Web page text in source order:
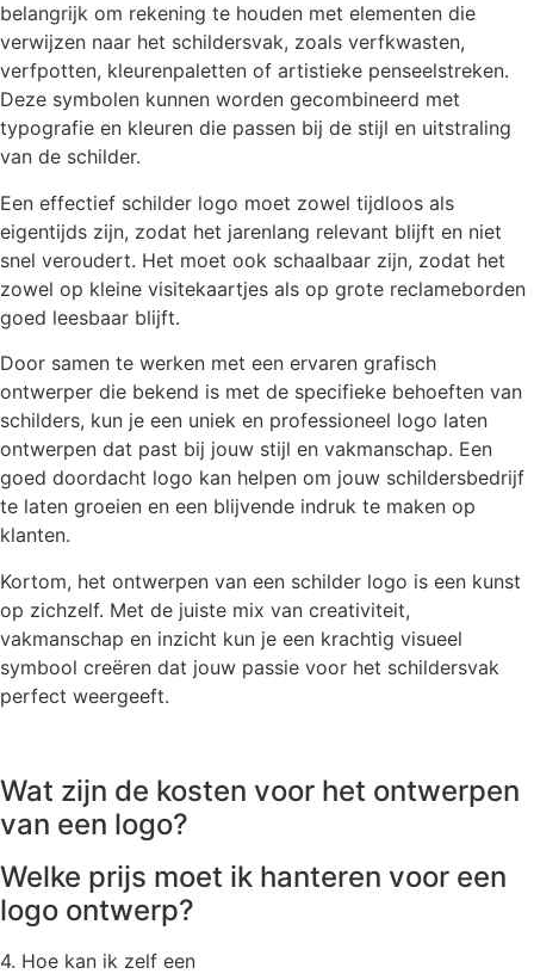
belangrijk om rekening te houden met elementen die
verwijzen naar het schildersvak, zoals verfkwasten,
verfpotten, kleurenpaletten of artistieke penseelstreken.
Deze symbolen kunnen worden gecombineerd met
typografie en kleuren die passen bij de stijl en uitstraling
van de schilder.
Een effectief schilder logo moet zowel tijdloos als
eigentijds zijn, zodat het jarenlang relevant blijft en niet
snel veroudert. Het moet ook schaalbaar zijn, zodat het
zowel op kleine visitekaartjes als op grote reclameborden
goed leesbaar blijft.
Door samen te werken met een ervaren grafisch
ontwerper die bekend is met de specifieke behoeften van
schilders, kun je een uniek en professioneel logo laten
ontwerpen dat past bij jouw stijl en vakmanschap. Een
goed doordacht logo kan helpen om jouw schildersbedrijf
te laten groeien en een blijvende indruk te maken op
klanten.
Kortom, het ontwerpen van een schilder logo is een kunst
op zichzelf. Met de juiste mix van creativiteit,
vakmanschap en inzicht kun je een krachtig visueel
symbool creëren dat jouw passie voor het schildersvak
perfect weergeeft.
Wat zijn de kosten voor het ontwerpen
van een logo?
Welke prijs moet ik hanteren voor een
logo ontwerp?
4. Hoe kan ik zelf een